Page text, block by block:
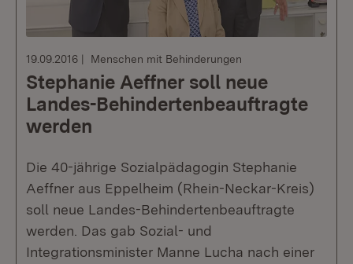
19.09.2016 Menschen mit Behinderungen
Stephanie Aeffner soll neue
Landes-Behindertenbeauftragte
werden
Die 40-jährige Sozialpädagogin Stephanie
Aeffner aus Eppelheim (Rhein-Neckar-Kreis)
soll neue Landes-Behindertenbeauftragte
werden. Das gab Sozial- und
Integrationsminister Manne Lucha nach einer